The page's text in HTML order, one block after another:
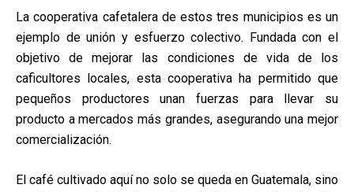
La cooperativa cafetalera de estos tres municipios es un
ejemplo de unión y esfuerzo colectivo. Fundada con el
objetivo de mejorar las condiciones de vida de los
caficultores locales, esta cooperativa ha permitido que
pequeños productores unan fuerzas para llevar su
producto a mercados más grandes, asegurando una mejor
comercialización.
El café cultivado aquí no solo se queda en Guatemala, sino